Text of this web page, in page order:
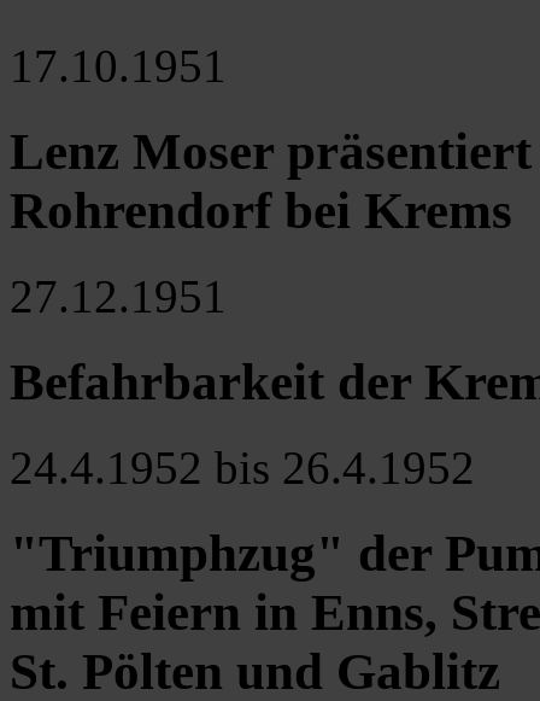
17.10.1951
Lenz Moser
Rohrendorf bei Krems
27.12.1951
Befahrbarkeit der
24.4.1952 bis 26.4.1952
"Triumphzug" der
mit Feiern in Enns,
St. Pölten und Gablitz